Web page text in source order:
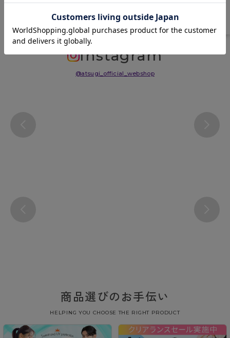
Instagram
@atsugi_official_webshop
商品選びのお手伝い
HELPING YOU CHOOSE THE RIGHT PRODUCT